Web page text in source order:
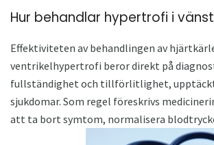
Hur behandlar hypertrofi i
Effektiviteten av behandlingen av
ventrikelhypertrofi beror direkt på
fullständighet och tillförlitlighet,
sjukdomar. Som regel föreskrivs
att ta bort symtom, normalisera